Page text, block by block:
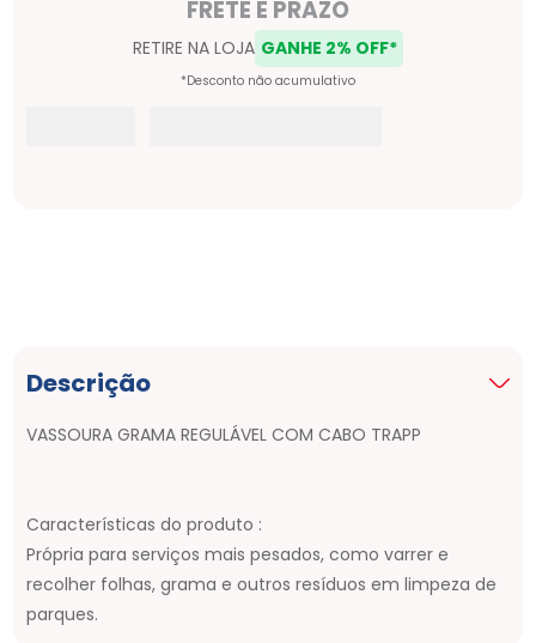
Descrição
VASSOURA GRAMA REGULÁVEL COM CABO TRAPP
Características do produto :
Própria para serviços mais pesados, como varrer e
recolher folhas, grama e outros resíduos em limpeza de
parques.